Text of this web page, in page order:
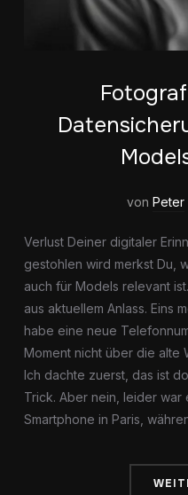
von Peter
Verlust Deiner digitaler
gestohlen wird merkst Du,
auch für Models relevant
aus aktuellem Anlass. Eins
habe eine neue
Moment nicht über die alte
Ich dachte zuerst, das ist
Trick. Aber nein, leider war
Smartphone in Paris,